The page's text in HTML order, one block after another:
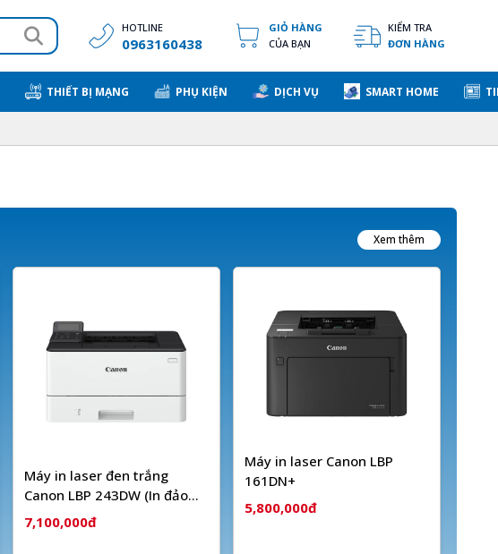
HOTLINE
0963160438
GIỎ HÀNG
CỦA BẠN
KIỂM TRA
ĐƠN HÀNG
THIẾT BỊ MẠNG PHỤ KIỆN DỊCH VỤ SMART HOME
Xem thêm
Máy in laser đen trắng
Canon LBP 243DW (In đảo
mặt| A4| A5| USB| LAN|
WIFI)
7,100,000đ
Máy in laser Canon LBP
161DN+
5,800,000đ